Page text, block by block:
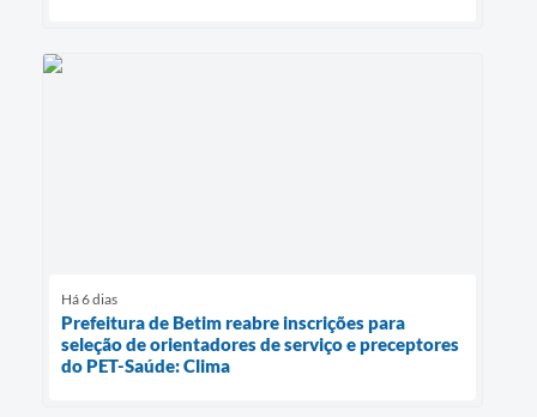
Há 6 dias
Prefeitura de Betim reabre inscrições para
seleção de orientadores de serviço e preceptores
do PET-Saúde: Clima